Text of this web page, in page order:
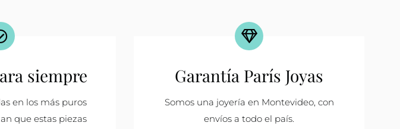
siempre
en los más puros
que estas piezas
Garantía París Joyas
Somos una joyería en Montevideo, con
envíos a todo el país.